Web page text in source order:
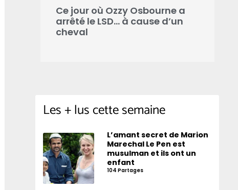
Ce jour où Ozzy Osbourne a
arrêté le LSD… à cause d’un
cheval
Les + lus cette semaine
L’amant secret de Marion
Marechal Le Pen est
musulman et ils ont un
enfant
104 Partages